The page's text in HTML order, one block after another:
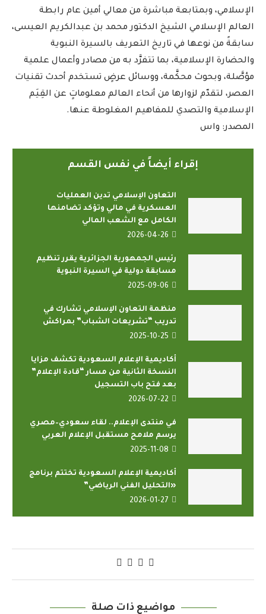
الإسلامي، وبمتابعة مباشرة من معالي أمين عام رابطة
العالم الإسلامي الشيخ الدكتور محمد بن عبدالكريم العيسى،
سابقةً من نوعها في تاريخ التعريف بالسيرة النبوية
والحضارة الإسلامية، بما تتفرَّد به من مصادر وأعمال علمية
مؤصَّلة، وبحوث محكَّمة، ووسائل عرضٍ تستخدم أحدث تقنيات
العصر، لتقدّم لزوارها من أنحاء العالم معلوماتٍ عن القِيَم
الإسلامية والتصدي للمفاهيم المغلوطة عنها.
المصدر: واس
إقراء أيضاً في نفس القسم
التعاون الإسلامي تدين العمليات
العسكرية في مالي وتؤكد تضامنها
الكامل مع الشعب المالي
2026-04-26
رئيس الجمهورية الجزائرية يقرر تنظيم
مسابقة دولية في السيرة النبوية
2025-09-06
منظمة التعاون الإسلامي تشارك في
تدريب “تشريعات الشباب” بمراكش
2025-10-25
أكاديمية الإعلام السعودية تكشف مزايا
النسخة الثانية من مسار “قادة الإعلام”
بعد فتح باب التسجيل
2026-07-22
في منتدى الإعلام.. لقاء سعودي–مصري
يرسم ملامح مستقبل الإعلام العربي
2025-11-08
أكاديمية الإعلام السعودية تختتم برنامج
«التحليل الفني الرياضي”
2026-01-27
مواضيع ذات صلة